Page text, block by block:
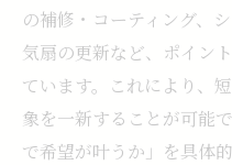
の補修・コーティング、
気扇の更新など、ポイン
ています。これにより、
象を一新することが可能
で希望が叶うか」を具体